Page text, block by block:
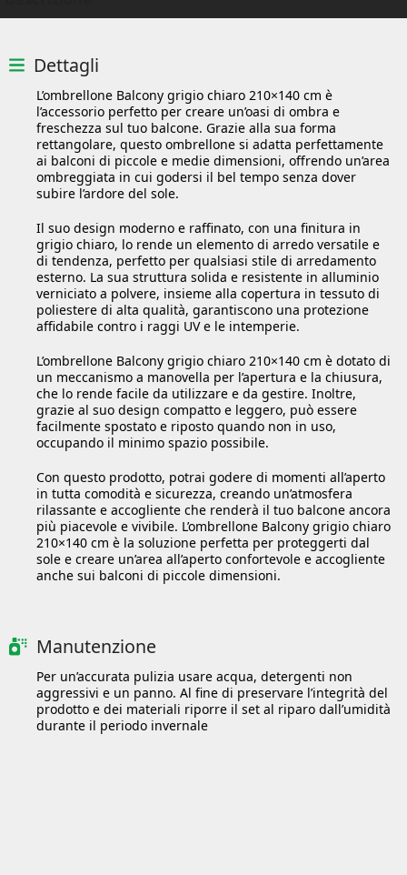
Dettagli
L’ombrellone Balcony grigio chiaro 210×140 cm è
l’accessorio perfetto per creare un’oasi di ombra e
freschezza sul tuo balcone. Grazie alla sua forma
rettangolare, questo ombrellone si adatta perfettamente
ai balconi di piccole e medie dimensioni, offrendo un’area
ombreggiata in cui godersi il bel tempo senza dover
subire l’ardore del sole.
Il suo design moderno e raffinato, con una finitura in
grigio chiaro, lo rende un elemento di arredo versatile e
di tendenza, perfetto per qualsiasi stile di arredamento
esterno. La sua struttura solida e resistente in alluminio
verniciato a polvere, insieme alla copertura in tessuto di
poliestere di alta qualità, garantiscono una protezione
affidabile contro i raggi UV e le intemperie.
L’ombrellone Balcony grigio chiaro 210×140 cm è dotato di
un meccanismo a manovella per l’apertura e la chiusura,
che lo rende facile da utilizzare e da gestire. Inoltre,
grazie al suo design compatto e leggero, può essere
facilmente spostato e riposto quando non in uso,
occupando il minimo spazio possibile.
Con questo prodotto, potrai godere di momenti all’aperto
in tutta comodità e sicurezza, creando un’atmosfera
rilassante e accogliente che renderà il tuo balcone ancora
più piacevole e vivibile. L’ombrellone Balcony grigio chiaro
210×140 cm è la soluzione perfetta per proteggerti dal
sole e creare un’area all’aperto confortevole e accogliente
anche sui balconi di piccole dimensioni.
Manutenzione
Per un’accurata pulizia usare acqua, detergenti non
aggressivi e un panno. Al fine di preservare l’integrità del
prodotto e dei materiali riporre il set al riparo dall’umidità
durante il periodo invernale